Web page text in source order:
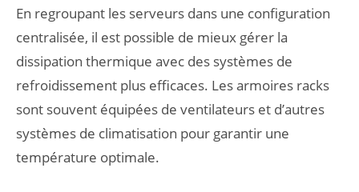
En regroupant les serveurs dans une configuration
centralisée, il est possible de mieux gérer la
dissipation thermique avec des systèmes de
refroidissement plus efficaces. Les armoires racks
sont souvent équipées de ventilateurs et d’autres
systèmes de climatisation pour garantir une
température optimale.